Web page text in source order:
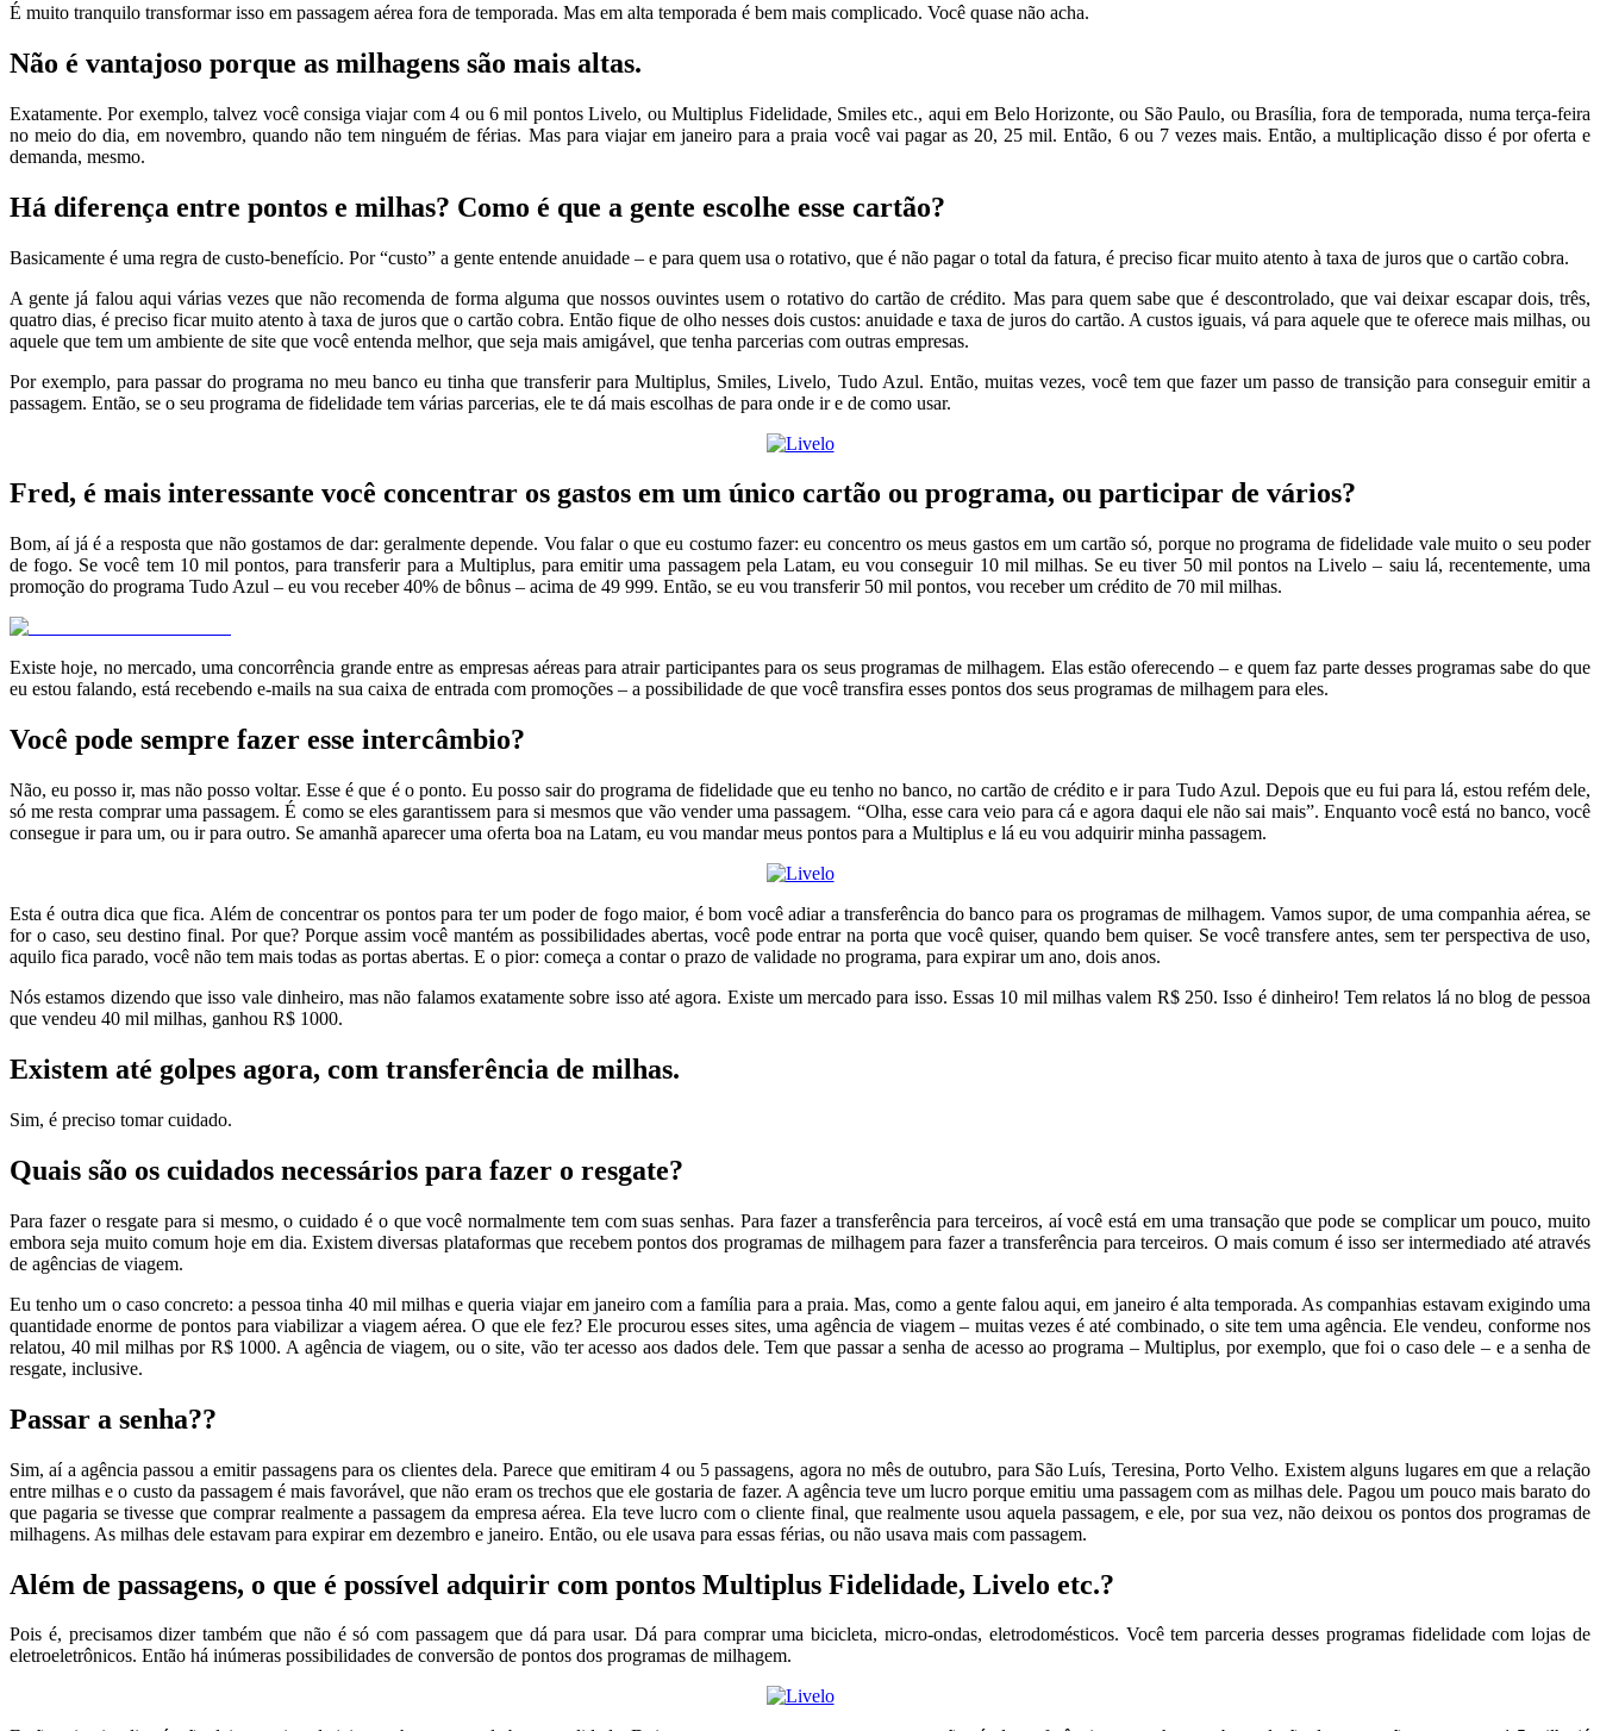
É muito tranquilo transformar isso em passagem aérea fora de temporada. Mas em alta temporada é bem mais complicado. Você quase não acha.
Não é vantajoso porque as milhagens são mais altas.
Exatamente. Por exemplo, talvez você consiga viajar com 4 ou 6 mil pontos Livelo, ou Multiplus Fidelidade, Smiles etc., aqui em Belo Horizonte, ou São Paulo, ou Brasília, fora de temporada, numa terça-feira
no meio do dia, em novembro, quando não tem ninguém de férias. Mas para viajar em janeiro para a praia você vai pagar as 20, 25 mil. Então, 6 ou 7 vezes mais. Então, a multiplicação disso é por oferta e
demanda, mesmo.
Há diferença entre pontos e milhas? Como é que a gente escolhe esse cartão?
Basicamente é uma regra de custo-benefício. Por “custo” a gente entende anuidade – e para quem usa o rotativo, que é não pagar o total da fatura, é preciso ficar muito atento à taxa de juros que o cartão cobra.
A gente já falou aqui várias vezes que não recomenda de forma alguma que nossos ouvintes usem o rotativo do cartão de crédito. Mas para quem sabe que é descontrolado, que vai deixar escapar dois, três,
quatro dias, é preciso ficar muito atento à taxa de juros que o cartão cobra. Então fique de olho nesses dois custos: anuidade e taxa de juros do cartão. A custos iguais, vá para aquele que te oferece mais milhas, ou
aquele que tem um ambiente de site que você entenda melhor, que seja mais amigável, que tenha parcerias com outras empresas.
Por exemplo, para passar do programa no meu banco eu tinha que transferir para Multiplus, Smiles, Livelo, Tudo Azul. Então, muitas vezes, você tem que fazer um passo de transição para conseguir emitir a
passagem. Então, se o seu programa de fidelidade tem várias parcerias, ele te dá mais escolhas de para onde ir e de como usar.
Fred, é mais interessante você concentrar os gastos em um único cartão ou programa, ou participar de vários?
Bom, aí já é a resposta que não gostamos de dar: geralmente depende. Vou falar o que eu costumo fazer: eu concentro os meus gastos em um cartão só, porque no programa de fidelidade vale muito o seu poder
de fogo. Se você tem 10 mil pontos, para transferir para a Multiplus, para emitir uma passagem pela Latam, eu vou conseguir 10 mil milhas. Se eu tiver 50 mil pontos na Livelo – saiu lá, recentemente, uma
promoção do programa Tudo Azul – eu vou receber 40% de bônus – acima de 49 999. Então, se eu vou transferir 50 mil pontos, vou receber um crédito de 70 mil milhas.
Existe hoje, no mercado, uma concorrência grande entre as empresas aéreas para atrair participantes para os seus programas de milhagem. Elas estão oferecendo – e quem faz parte desses programas sabe do que
eu estou falando, está recebendo e-mails na sua caixa de entrada com promoções – a possibilidade de que você transfira esses pontos dos seus programas de milhagem para eles.
Você pode sempre fazer esse intercâmbio?
Não, eu posso ir, mas não posso voltar. Esse é que é o ponto. Eu posso sair do programa de fidelidade que eu tenho no banco, no cartão de crédito e ir para Tudo Azul. Depois que eu fui para lá, estou refém dele,
só me resta comprar uma passagem. É como se eles garantissem para si mesmos que vão vender uma passagem. “Olha, esse cara veio para cá e agora daqui ele não sai mais”. Enquanto você está no banco, você
consegue ir para um, ou ir para outro. Se amanhã aparecer uma oferta boa na Latam, eu vou mandar meus pontos para a Multiplus e lá eu vou adquirir minha passagem.
Esta é outra dica que fica. Além de concentrar os pontos para ter um poder de fogo maior, é bom você adiar a transferência do banco para os programas de milhagem. Vamos supor, de uma companhia aérea, se
for o caso, seu destino final. Por que? Porque assim você mantém as possibilidades abertas, você pode entrar na porta que você quiser, quando bem quiser. Se você transfere antes, sem ter perspectiva de uso,
aquilo fica parado, você não tem mais todas as portas abertas. E o pior: começa a contar o prazo de validade no programa, para expirar um ano, dois anos.
Nós estamos dizendo que isso vale dinheiro, mas não falamos exatamente sobre isso até agora. Existe um mercado para isso. Essas 10 mil milhas valem R$ 250. Isso é dinheiro! Tem relatos lá no blog de pessoa
que vendeu 40 mil milhas, ganhou R$ 1000.
Existem até golpes agora, com transferência de milhas.
Sim, é preciso tomar cuidado.
Quais são os cuidados necessários para fazer o resgate?
Para fazer o resgate para si mesmo, o cuidado é o que você normalmente tem com suas senhas. Para fazer a transferência para terceiros, aí você está em uma transação que pode se complicar um pouco, muito
embora seja muito comum hoje em dia. Existem diversas plataformas que recebem pontos dos programas de milhagem para fazer a transferência para terceiros. O mais comum é isso ser intermediado até através
de agências de viagem.
Eu tenho um o caso concreto: a pessoa tinha 40 mil milhas e queria viajar em janeiro com a família para a praia. Mas, como a gente falou aqui, em janeiro é alta temporada. As companhias estavam exigindo uma
quantidade enorme de pontos para viabilizar a viagem aérea. O que ele fez? Ele procurou esses sites, uma agência de viagem – muitas vezes é até combinado, o site tem uma agência. Ele vendeu, conforme nos
relatou, 40 mil milhas por R$ 1000. A agência de viagem, ou o site, vão ter acesso aos dados dele. Tem que passar a senha de acesso ao programa – Multiplus, por exemplo, que foi o caso dele – e a senha de
resgate, inclusive.
Passar a senha??
Sim, aí a agência passou a emitir passagens para os clientes dela. Parece que emitiram 4 ou 5 passagens, agora no mês de outubro, para São Luís, Teresina, Porto Velho. Existem alguns lugares em que a relação
entre milhas e o custo da passagem é mais favorável, que não eram os trechos que ele gostaria de fazer. A agência teve um lucro porque emitiu uma passagem com as milhas dele. Pagou um pouco mais barato do
que pagaria se tivesse que comprar realmente a passagem da empresa aérea. Ela teve lucro com o cliente final, que realmente usou aquela passagem, e ele, por sua vez, não deixou os pontos dos programas de
milhagens. As milhas dele estavam para expirar em dezembro e janeiro. Então, ou ele usava para essas férias, ou não usava mais com passagem.
Além de passagens, o que é possível adquirir com pontos Multiplus Fidelidade, Livelo etc.?
Pois é, precisamos dizer também que não é só com passagem que dá para usar. Dá para comprar uma bicicleta, micro-ondas, eletrodomésticos. Você tem parceria desses programas fidelidade com lojas de
eletroeletrônicos. Então há inúmeras possibilidades de conversão de pontos dos programas de milhagem.